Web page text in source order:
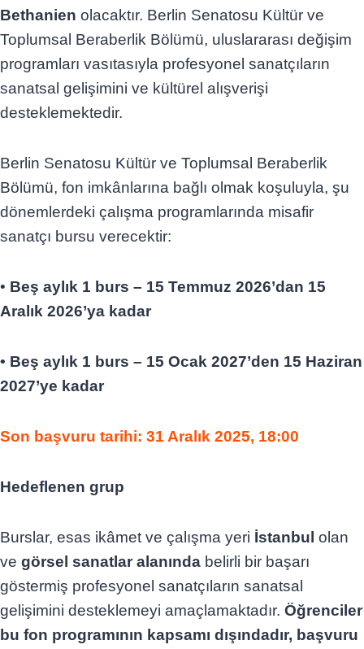
Bethanien olacaktır. Berlin Senatosu Kültür ve
Toplumsal Beraberlik Bölümü, uluslararası değişim
programları vasıtasıyla profesyonel sanatçıların
sanatsal gelişimini ve kültürel alışverişi
desteklemektedir.
Berlin Senatosu Kültür ve Toplumsal Beraberlik
Bölümü, fon imkânlarına bağlı olmak koşuluyla, şu
dönemlerdeki çalışma programlarında misafir
sanatçı bursu verecektir:
• Beş aylık 1 burs – 15 Temmuz 2026’dan 15
Aralık 2026’ya kadar
• Beş aylık 1 burs – 15 Ocak 2027’den 15 Haziran
2027’ye kadar
Son başvuru tarihi: 31 Aralık 2025, 18:00
Hedeflenen grup
Burslar, esas ikâmet ve çalışma yeri İstanbul olan
ve görsel sanatlar alanında belirli bir başarı
göstermiş profesyonel sanatçıların sanatsal
gelişimini desteklemeyi amaçlamaktadır. Öğrenciler
bu fon programının kapsamı dışındadır, başvuru